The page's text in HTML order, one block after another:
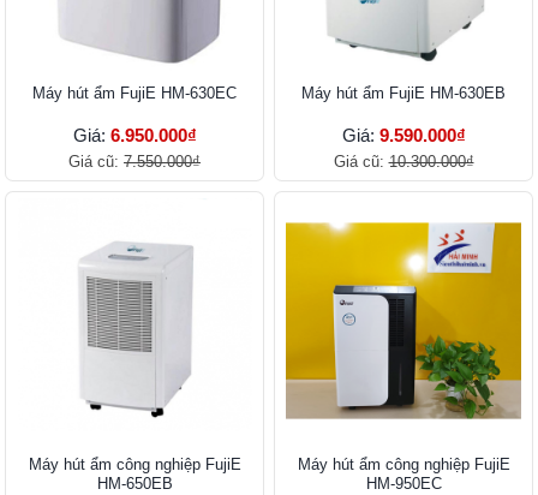
Máy hút ẩm FujiE HM-630EC
Giá: 6.950.000₫
Giá cũ: 7.550.000₫
Máy hút ẩm FujiE HM-630EB
Giá: 9.590.000₫
Giá cũ:10.300.000₫
Máy hút ẩm công nghiệp FujiE
HM-650EB
Máy hút ẩm công nghiệp FujiE
HM-950EC